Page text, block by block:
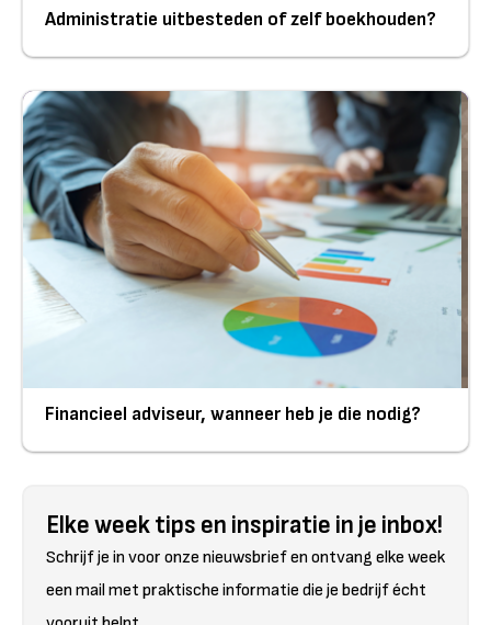
Administratie uitbesteden of zelf boekhouden?
Financieel adviseur, wanneer heb je die nodig?
Elke week tips en inspiratie in je inbox!
Schrijf je in voor onze nieuwsbrief en ontvang elke week
een mail met praktische informatie die je bedrijf écht